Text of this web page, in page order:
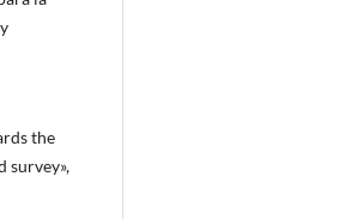
the
survey»,